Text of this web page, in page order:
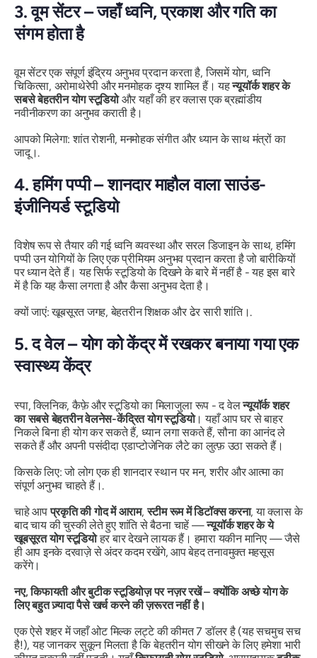
3. वूम सेंटर – जहाँ ध्वनि, प्रकाश और गति का
संगम होता है
वूम सेंटर एक संपूर्ण इंद्रिय अनुभव प्रदान करता है, जिसमें योग, ध्वनि
चिकित्सा, अरोमाथेरेपी और मनमोहक दृश्य शामिल हैं। यहन्यूयॉर्क शहर के
सबसे बेहतरीन योग स्टूडियोऔर यहाँ की हर क्लास एक ब्रह्मांडीय
नवीनीकरण का अनुभव कराती है।
आपको मिलेगा: शांत रोशनी, मनमोहक संगीत और ध्यान के साथ मंत्रों का
जादू।.
4. हमिंग पप्पी – शानदार माहौल वाला साउंड-
इंजीनियर्ड स्टूडियो
विशेष रूप से तैयार की गई ध्वनि व्यवस्था और सरल डिजाइन के साथ, हमिंग
पप्पी उन योगियों के लिए एक प्रीमियम अनुभव प्रदान करता है जो बारीकियों
पर ध्यान देते हैं। यह सिर्फ स्टूडियो के दिखने के बारे में नहीं है - यह इस बारे
में है कि यह कैसालगता हैऔरकैसा अनुभव देता है ।
क्यों जाएं: खूबसूरत जगह, बेहतरीन शिक्षक और ढेर सारी शांति।.
5. द वेल – योग को केंद्र में रखकर बनाया गया एक
स्वास्थ्य केंद्र
स्पा, क्लिनिक, कैफ़े और स्टूडियो का मिलाजुला रूप - द वेलन्यूयॉर्क शहर
का सबसे बेहतरीन वेलनेस-केंद्रित योग स्टूडियो। यहाँ आप घर से बाहर
निकले बिना ही योग कर सकते हैं, ध्यान लगा सकते हैं, सौना का आनंद ले
सकते हैं और अपनी पसंदीदा एडाप्टोजेनिक लैटे का लुत्फ़ उठा सकते हैं।
किसके लिए: जो लोग एक ही शानदार स्थान पर मन, शरीर और आत्मा का
संपूर्ण अनुभव चाहते हैं।.
चाहे आपप्रकृति की गोद में आराम,स्टीम रूम में डिटॉक्स करना, या क्लास के
बाद चाय की चुस्की लेते हुए शांति से बैठना चाहें —न्यूयॉर्क शहर के ये
खूबसूरत योग स्टूडियोहर बार देखने लायक हैं। हमारा यकीन मानिए — जैसे
ही आप इनके दरवाज़े से अंदर कदम रखेंगे, आप बेहद तनावमुक्त महसूस
करेंगे।
नए, किफायती और बुटीक स्टूडियोज़ पर नज़र रखें – क्योंकि अच्छे योग के
लिए बहुत ज़्यादा पैसे खर्च करने की ज़रूरत नहीं है।
एक ऐसे शहर में जहाँ ओट मिल्क लट्टे की कीमत 7 डॉलर है (यह सचमुच सच
है!), यह जानकर सुकून मिलता है कि बेहतरीन योग सीखने के लिए हमेशा भारी